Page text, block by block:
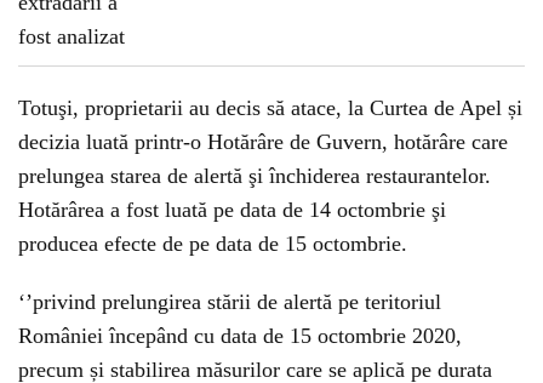
Totuşi, proprietarii au decis să atace, la Curtea de Apel și
decizia luată printr-o Hotărâre de Guvern, hotărâre care
prelungea starea de alertă şi închiderea restaurantelor.
Hotărârea a fost luată pe data de 14 octombrie şi
producea efecte de pe data de 15 octombrie.
‘’privind prelungirea stării de alertă pe teritoriul
României începând cu data de 15 octombrie 2020,
precum și stabilirea măsurilor care se aplică pe durata